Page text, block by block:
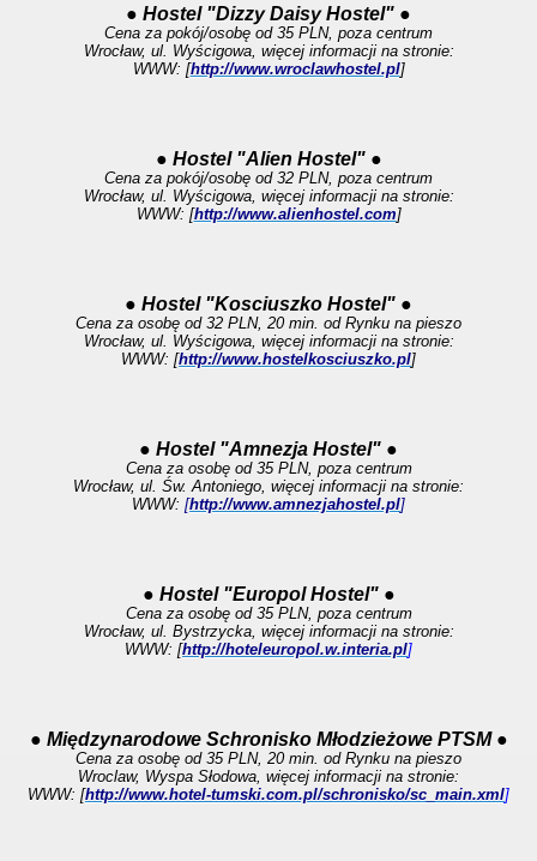
● Hostel "Dizzy Daisy Hostel" ●
Cena za pokój/osobę od 35 PLN, poza centrum
Wrocław, ul. Wyścigowa, więcej informacji na stronie:
WWW: [http://www.wroclawhostel.pl]
● Hostel "Alien Hostel" ●
Cena za pokój/osobę od 32 PLN, poza centrum
Wrocław, ul. Wyścigowa, więcej informacji na stronie:
WWW: [http://www.alienhostel.com]
● Hostel "Kosciuszko Hostel" ●
Cena za osobę od 32 PLN, 20 min. od Rynku na pieszo
Wrocław, ul. Wyścigowa, więcej informacji na stronie:
WWW: [http://www.hostelkosciuszko.pl]
● Hostel "Amnezja Hostel" ●
Cena za osobę od 35 PLN, poza centrum
Wrocław, ul. Św. Antoniego, więcej informacji na stronie:
WWW: [http://www.amnezjahostel.pl]
● Hostel "Europol Hostel" ●
Cena za osobę od 35 PLN, poza centrum
Wrocław, ul. Bystrzycka, więcej informacji na stronie:
WWW: [http://hoteleuropol.w.interia.pl]
● Międzynarodowe Schronisko Młodzieżowe PTSM ●
Cena za osobę od 35 PLN, 20 min. od Rynku na pieszo
Wroclaw, Wyspa Słodowa, więcej informacji na stronie:
WWW: [http://www.hotel-tumski.com.pl/schronisko/sc_main.xml]